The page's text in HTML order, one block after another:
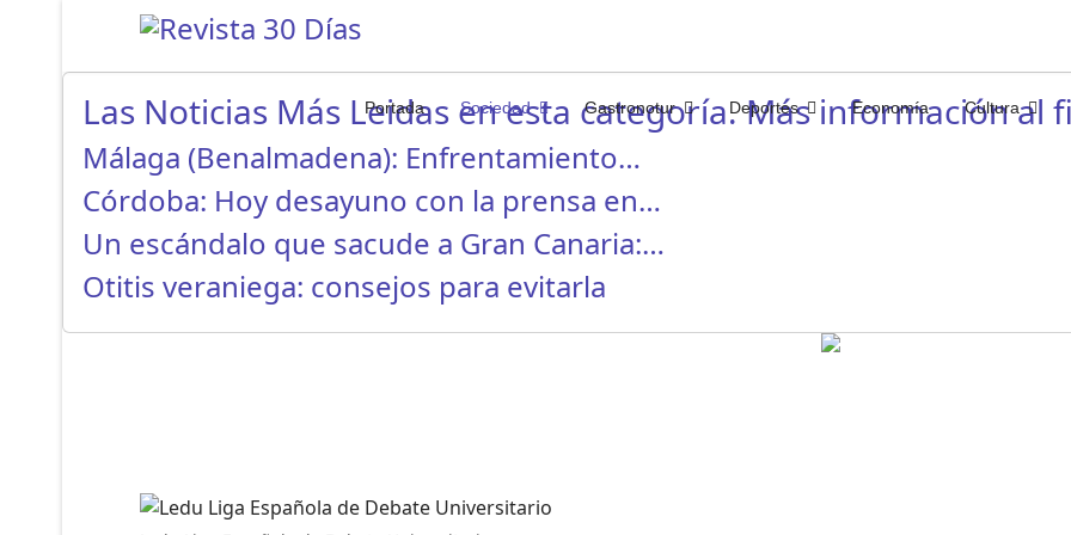
Portada Sociedad Gastronotur Deportes Economía Cultura
Las Noticias Más Leidas en esta categoría. Más información al
Málaga (Benalmadena): Enfrentamiento…
Córdoba: Hoy desayuno con la prensa en…
Un escándalo que sacude a Gran Canaria:…
Otitis veraniega: consejos para evitarla